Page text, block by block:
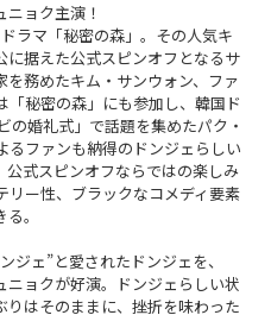
ニョク主演！
ラマ「秘密の森」。その人気キ
に据えた公式スピンオフとなるサ
務めたキム・サンウォン、ファ
「秘密の森」にも参加し、韓国ド
の婚礼式」で話題を集めたパク・
るファンも納得のドンジェらしい
式スピンオフならではの楽しみ
リー性、ブラックなコメディ要素
。
ジェ”と愛されたドンジェを、
ニョクが好演。ドンジェらしい状
りはそのままに、挫折を味わった